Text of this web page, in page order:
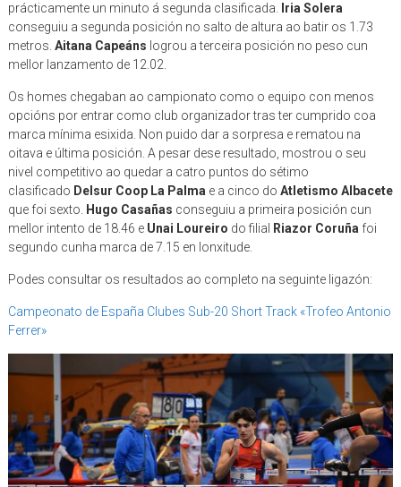
prácticamente un minuto á segunda clasificada. Iria Solera
conseguiu a segunda posición no salto de altura ao batir os 1.73
metros. Aitana Capeáns logrou a terceira posición no peso cun
mellor lanzamento de 12.02.
Os homes chegaban ao campionato como o equipo con menos
opcións por entrar como club organizador tras ter cumprido coa
marca mínima esixida. Non puido dar a sorpresa e rematou na
oitava e última posición. A pesar dese resultado, mostrou o seu
nivel competitivo ao quedar a catro puntos do sétimo
clasificado Delsur Coop La Palmae a cinco do Atletismo Albacete
que foi sexto. Hugo Casañas conseguiu a primeira posición cun
mellor intento de 18.46 e Unai Loureiro do filial Riazor Coruñafoi
segundo cunha marca de 7.15 en lonxitude.
Podes consultar os resultados ao completo na seguinte ligazón:
Campeonato de España Clubes Sub-20 Short Track «Trofeo Antonio
Ferrer»